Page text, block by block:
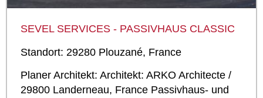
SEVEL SERVICES - PASSIVHAUS CLASSIC
Standort: 29280 Plouzané, France
Planer Architekt: Architekt: ARKO Architecte /
29800 Landerneau, France Passivhaus- und